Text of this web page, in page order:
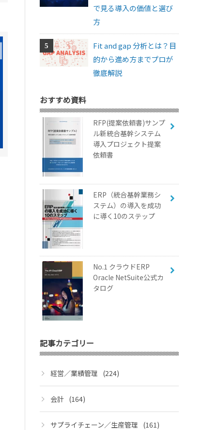
で見る導入の価値と選び
方
Fit and gap 分析とは？目
的から進め方までプロが
徹底解説
おすすめ資料
RFP(提案依頼書)サンプ
ル新統合基幹システム
導入プロジェクト提案
依頼書
ERP（統合基幹業務シ
ステム）の導入を成功
に導く10のステップ
No.1 クラウドERP
Oracle NetSuite公式カ
タログ
記事カテゴリー
経営／業績管理 (224)
会計 (164)
サプライチェーン／生産管理 (161)